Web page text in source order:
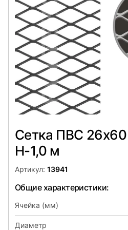
Сетка ПВС
H-1,0 м
Артикул: 13941
Общие характеристики:
Ячейка (мм)
Диаметр